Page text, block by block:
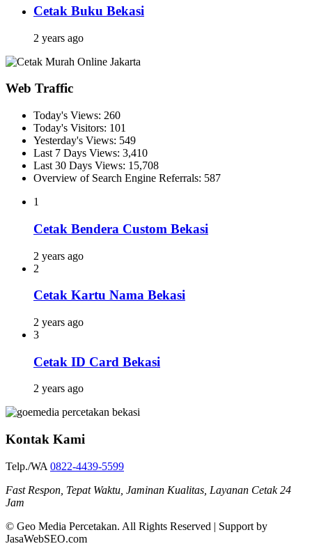
Cetak Buku Bekasi
2 years ago
Web Traffic
Today's Views: 260
Today's Visitors: 101
Yesterday's Views: 549
Last 7 Days Views: 3,410
Last 30 Days Views: 15,708
Overview of Search Engine Referrals: 587
1
Cetak Bendera Custom Bekasi
2 years ago
2
Cetak Kartu Nama Bekasi
2 years ago
3
Cetak ID Card Bekasi
2 years ago
Kontak Kami
Telp./WA 0822-4439-5599
Fast Respon, Tepat Waktu, Jaminan Kualitas, Layanan Cetak 24
Jam
© Geo Media Percetakan. All Rights Reserved | Support by
JasaWebSEO.com